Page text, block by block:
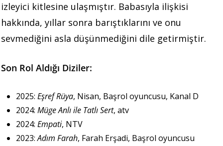
izleyici kitlesine ulaşmıştır. Babasıyla ilişkisi
hakkında, yıllar sonra barıştıklarını ve onu
sevmediğini asla düşünmediğini dile getirmiştir.
Son Rol Aldığı Diziler:
2025: Eşref Rüya, Nisan, Başrol oyuncusu, Kanal D
2024: Müge Anlı ile Tatlı Sert, atv
2024: Empati, NTV
2023:Adım Farah, Farah Erşadi, Başrol oyuncusu